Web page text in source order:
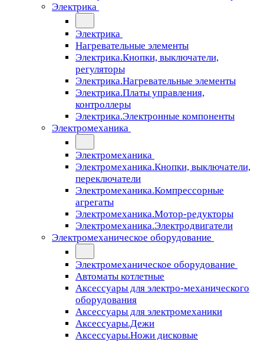
Электрика
Электрика
Нагревательные элементы
Электрика.Кнопки, выключатели,
регуляторы
Электрика.Нагревательные элементы
Электрика.Платы управления,
контроллеры
Электрика.Электронные компоненты
Электромеханика
Электромеханика
Электромеханика.Кнопки, выключатели,
переключатели
Электромеханика.Компрессорные
агрегаты
Электромеханика.Мотор-редукторы
Электромеханика.Электродвигатели
Электромеханическое оборудование
Электромеханическое оборудование
Автоматы котлетные
Аксессуары для электро-механического
оборудования
Аксессуары для электромеханики
Аксессуары.Дежи
Аксессуары.Ножи дисковые